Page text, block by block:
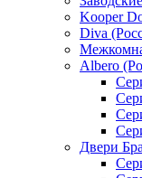
Kooper
Diva
Albero
Двери